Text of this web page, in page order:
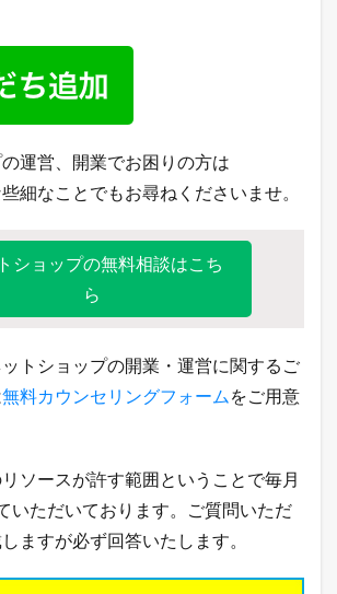
運営、開業でお困りの方は
細なことでもお尋ねくださいませ。
ショップの無料相談はこち
ら
トショップの開業・運営に関するご
無料カウンセリングフォーム をご用意
ソースが許す範囲ということで毎月
いただいております。ご質問いただ
ますが必ず回答いたします。